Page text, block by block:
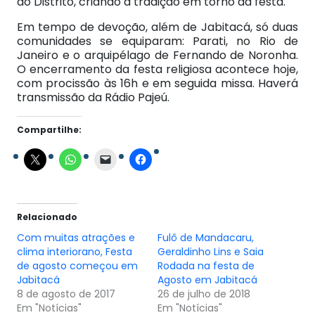
Em tempo de devoção, além de Jabitacá, só duas
comunidades se equiparam: Parati, no Rio de
Janeiro e o arquipélago de Fernando de Noronha.
O encerramento da festa religiosa acontece hoje,
com procissão às 16h e em seguida missa. Haverá
transmissão da Rádio Pajeú.
Compartilhe:
Relacionado
Com muitas atrações e
clima interiorano, Festa
de agosto começou em
Jabitacá
8 de agosto de 2017
Em "Notícias"
Fulô de Mandacaru,
Geraldinho Lins e Saia
Rodada na festa de
Agosto em Jabitacá
26 de julho de 2018
Em "Notícias"